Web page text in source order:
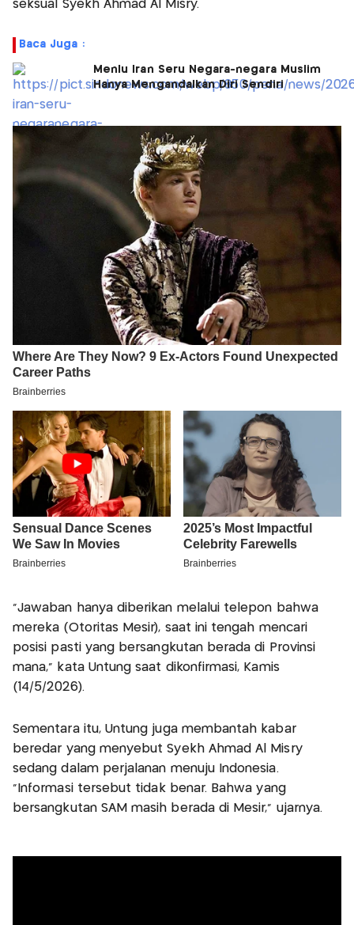
seksual Syekh Ahmad Al Misry.
Baca Juga :
Menlu Iran Seru Negara-negara Muslim
Hanya Mengandalkan Diri Sendiri
"Jawaban hanya diberikan melalui telepon bahwa
mereka (Otoritas Mesir), saat ini tengah mencari
posisi pasti yang bersangkutan berada di Provinsi
mana," kata Untung saat dikonfirmasi, Kamis
(14/5/2026).
Sementara itu, Untung juga membantah kabar
beredar yang menyebut Syekh Ahmad Al Misry
sedang dalam perjalanan menuju Indonesia.
"Informasi tersebut tidak benar. Bahwa yang
bersangkutan SAM masih berada di Mesir," ujarnya.